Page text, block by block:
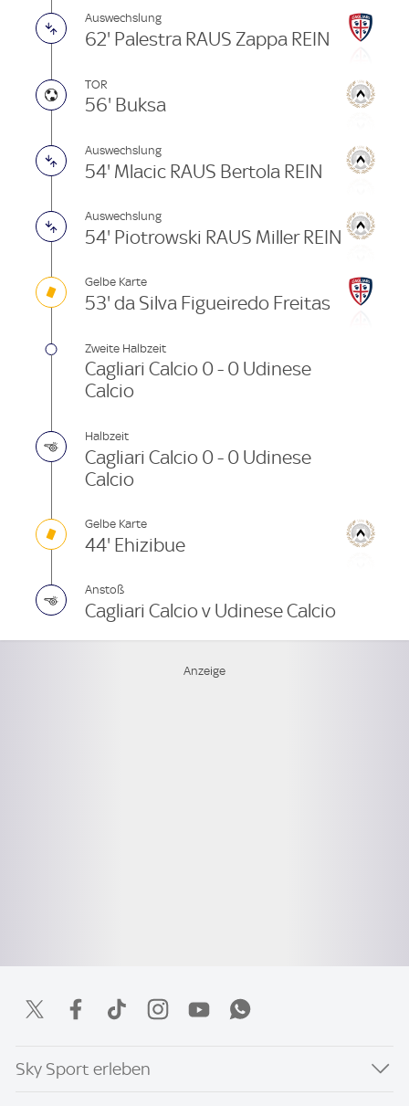
Auswechslung
62' Palestra RAUS Zappa REIN
TOR
56' Buksa
Auswechslung
54' Mlacic RAUS Bertola REIN
Auswechslung
54' Piotrowski RAUS Miller REIN
Gelbe Karte
53' da Silva Figueiredo Freitas
Zweite Halbzeit
Cagliari Calcio 0 - 0 Udinese
Calcio
Halbzeit
Cagliari Calcio 0 - 0 Udinese
Calcio
Gelbe Karte
44' Ehizibue
Anstoß
Cagliari Calcio v Udinese Calcio
Sky Sport erleben